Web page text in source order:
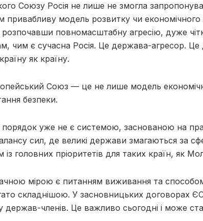
Союзу Росія не лише не змогла
привабливу модель розвитку чи
розпочавши повномасштабну агресію, дуже
чим є сучасна Росія. Це держава-агресор.
як країну.
Союз — це не лише модель
безпеки.
уже не є системою, заснованою на
сил, де великі держави змагаються за
головних пріоритетів для таких країн, як
мірою є питанням виживання та
складнішою. У засновницьких договорах
держав-членів. Це важливо сьогодні і може